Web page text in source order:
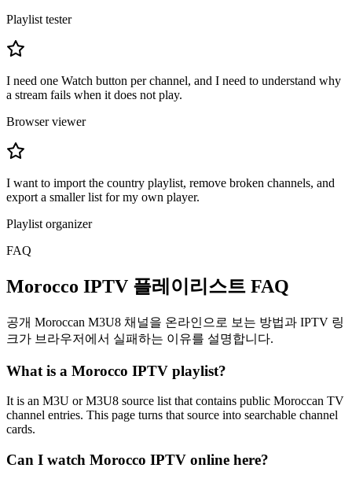
Playlist tester
I need one Watch button per channel, and I need to understand why
a stream fails when it does not play.
Browser viewer
I want to import the country playlist, remove broken channels, and
export a smaller list for my own player.
Playlist organizer
FAQ
Morocco IPTV 플레이리스트 FAQ
공개 Moroccan M3U8 채널을 온라인으로 보는 방법과 IPTV 링
크가 브라우저에서 실패하는 이유를 설명합니다.
What is a Morocco IPTV playlist?
It is an M3U or M3U8 source list that contains public Moroccan TV
channel entries. This page turns that source into searchable channel
cards.
Can I watch Morocco IPTV online here?